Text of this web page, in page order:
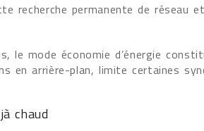
recherche permanente de réseau
le mode économie d’énergie
en arrière-plan, limite certaines
chaud